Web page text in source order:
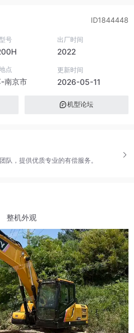
ID1844448
号 出厂时间
2022
点
南京市
更新时间
2026-05-11
机型论坛
队，提供优质专业的有偿服务。
整机外观